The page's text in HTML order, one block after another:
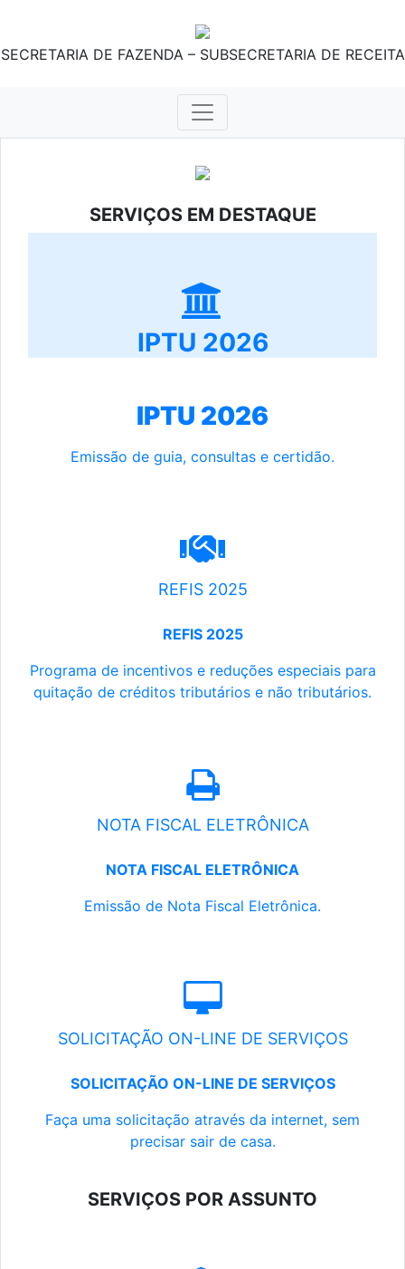
SECRETARIA DE FAZENDA – SUBSECRETARIA DE RECEITA
SERVIÇOS EM DESTAQUE
IPTU 2026
IPTU 2026
Emissão de guia, consultas e certidão.
REFIS 2025
REFIS 2025
Programa de incentivos e reduções especiais para
quitação de créditos tributários e não tributários.
NOTA FISCAL ELETRÔNICA
NOTA FISCAL ELETRÔNICA
Emissão de Nota Fiscal Eletrônica.
SOLICITAÇÃO ON-LINE DE SERVIÇOS
SOLICITAÇÃO ON-LINE DE SERVIÇOS
Faça uma solicitação através da internet, sem
precisar sair de casa.
SERVIÇOS POR ASSUNTO